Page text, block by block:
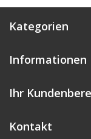
Kategorien
Informationen
Ihr
Kontakt